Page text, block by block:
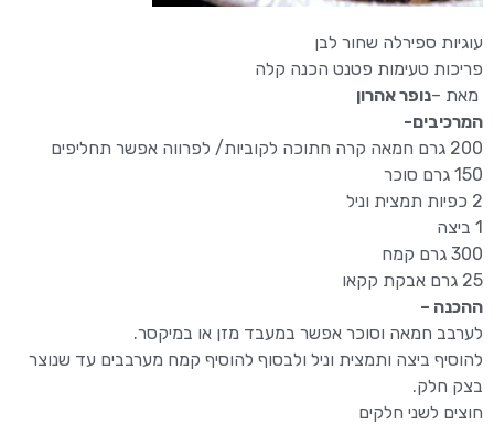
עוגיות ספירלה שחור לבן
פריכות טעימות פטנט הכנה קלה
מאת –נופר אהרון
המרכיבים-
200 גרם חמאה קרה חתוכה לקוביות/ לפרווה אפשר תחליפים
150 גרם סוכר
2 כפיות תמצית וניל
1 ביצה
300 גרם קמח
25 גרם אבקת קקאו
ההכנה –
לערבב חמאה וסוכר אפשר במעבד מזן או במיקסר.
להוסיף ביצה ותמצית וניל ולבסוף להוסיף קמח מערבבים עד שנוצר
בצק חלק.
חוצים לשני חלקים